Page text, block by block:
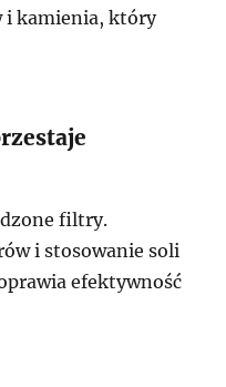
i kamienia, który
filtry.
i stosowanie soli
efektywność